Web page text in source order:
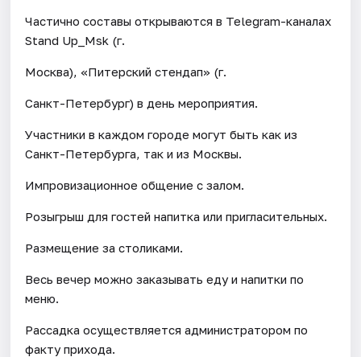
Частично составы открываются в Telegram-каналах
Stand Up_Msk (г.
Москва), «Питерский стендап» (г.
Санкт-Петербург) в день мероприятия.
Участники в каждом городе могут быть как из
Санкт-Петербурга, так и из Москвы.
Импровизационное общение с залом.
Розыгрыш для гостей напитка или пригласительных.
Размещение за столиками.
Весь вечер можно заказывать еду и напитки по
меню.
Рассадка осуществляется администратором по
факту прихода.